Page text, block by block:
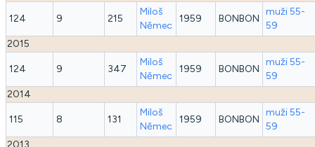
124 9 215
Miloš
Němec
1959 BONBON
muži 55-
59
2015
124 9 347
Miloš
Němec
1959 BONBON
muži 55-
59
2014
115 8 131
Miloš
Němec
1959 BONBON
muži 55-
59
2013